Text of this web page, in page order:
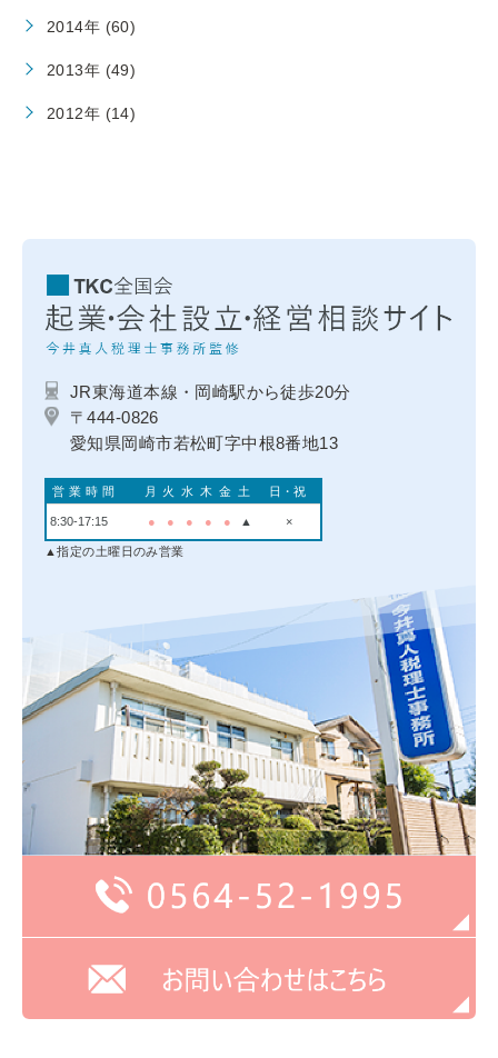
2014年 (60)
2013年 (49)
2012年 (14)
JR東海道本線・岡崎駅から徒歩20分
〒444-0826
愛知県岡崎市若松町字中根8番地13
営業時間 月 火 水 木 金 土 日・祝
8:30-17:15 ● ● ● ● ● ▲ ×
▲指定の土曜日のみ営業